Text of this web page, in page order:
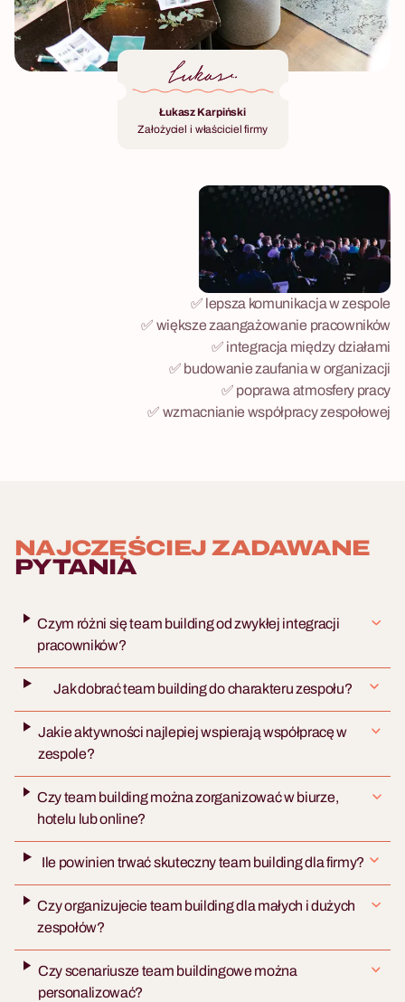
Łukasz Karpiński
Założyciel i właściciel firmy
✅ lepsza komunikacja w zespole
✅ większe zaangażowanie pracowników
✅ integracja między działami
✅ budowanie zaufania w organizacji
✅ poprawa atmosfery pracy
✅ wzmacnianie współpracy zespołowej
NAJCZĘŚCIEJ ZADAWANE
PYTANIA
Czym różni się team building od zwykłej integracji
pracowników?
Jak dobrać team building do charakteru zespołu?
Jakie aktywności najlepiej wspierają współpracę w
zespole?
Czy team building można zorganizować w biurze,
hotelu lub online?
Ile powinien trwać skuteczny team building dla firmy?
Czy organizujecie team building dla małych i dużych
zespołów?
Czy scenariusze team buildingowe można
personalizować?